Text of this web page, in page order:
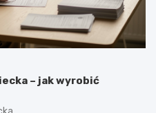
– jak wyrobić